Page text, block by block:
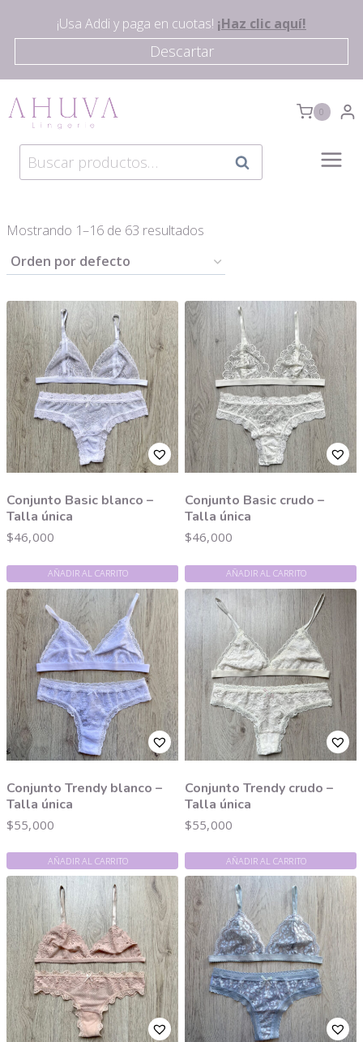
¡Usa Addi y paga en cuotas! ¡Haz clic aquí!
Descartar
0
Buscar
por:
Buscar
Mostrando 1–16 de 63 resultados
Conjunto Basic blanco –
Talla única
$46,000
AÑADIR AL CARRITO
Conjunto Basic crudo –
Talla única
$46,000
AÑADIR AL CARRITO
Conjunto Trendy blanco –
Talla única
$55,000
AÑADIR AL CARRITO
Conjunto Trendy crudo –
Talla única
$55,000
AÑADIR AL CARRITO